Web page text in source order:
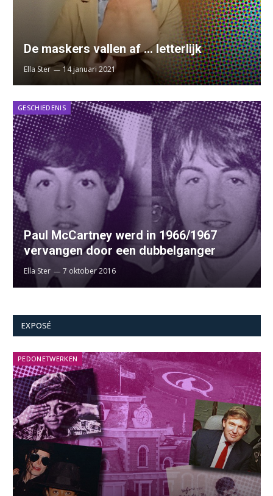
De maskers vallen af … letterlijk
Ella Ster 14 januari 2021
GESCHIEDENIS
Paul McCartney werd in 1966/1967
vervangen door een dubbelganger
Ella Ster 7 oktober 2016
EXPOSÉ
PEDONETWERKEN